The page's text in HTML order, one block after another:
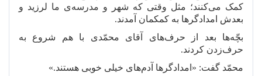
کمک میکنند؛ مثل وقتی که شهر و مدرسهی ما لرزید و
بعدش امدادگرها به کمکمان آمدند.
بچّهها بعد از حرفهای آقای محمّدی با هم شروع به
حرفزدن کردند.
محمّد گفت: «امدادگرها آدمهای خیلی خوبی هستند.»